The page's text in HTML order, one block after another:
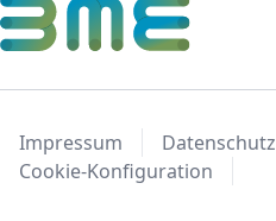
Impressum Datenschutz
Cookie-Konfiguration